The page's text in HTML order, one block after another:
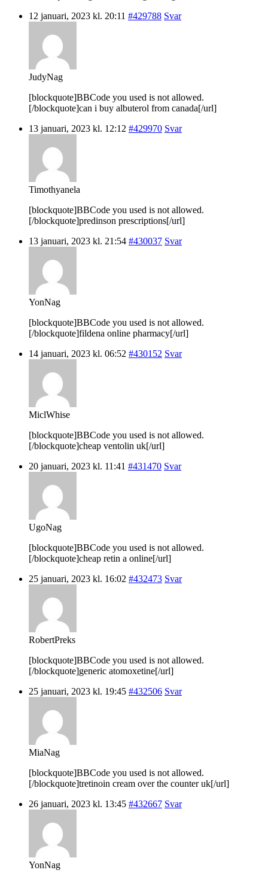
12 januari, 2023 kl. 20:11 #429788 Svar
JudyNag
[blockquote]BBCode you used is not allowed.
[/blockquote]can i buy albuterol from canada[/url]
13 januari, 2023 kl. 12:12 #429970 Svar
Timothyanela
[blockquote]BBCode you used is not allowed.
[/blockquote]predinson prescriptions[/url]
13 januari, 2023 kl. 21:54 #430037 Svar
YonNag
[blockquote]BBCode you used is not allowed.
[/blockquote]fildena online pharmacy[/url]
14 januari, 2023 kl. 06:52 #430152 Svar
MiclWhise
[blockquote]BBCode you used is not allowed.
[/blockquote]cheap ventolin uk[/url]
20 januari, 2023 kl. 11:41 #431470 Svar
UgoNag
[blockquote]BBCode you used is not allowed.
[/blockquote]cheap retin a online[/url]
25 januari, 2023 kl. 16:02 #432473 Svar
RobertPreks
[blockquote]BBCode you used is not allowed.
[/blockquote]generic atomoxetine[/url]
25 januari, 2023 kl. 19:45 #432506 Svar
MiaNag
[blockquote]BBCode you used is not allowed.
[/blockquote]tretinoin cream over the counter uk[/url]
26 januari, 2023 kl. 13:45 #432667 Svar
YonNag